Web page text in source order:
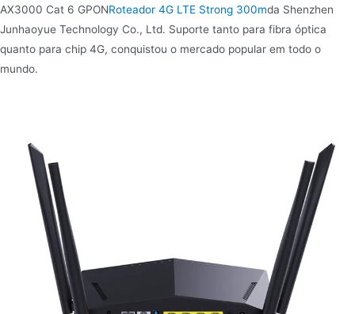
AX3000 Cat 6 GPONRoteador 4G LTE Strong 300mda Shenzhen
Junhaoyue Technology Co., Ltd. Suporte tanto para fibra óptica
quanto para chip 4G, conquistou o mercado popular em todo o
mundo.